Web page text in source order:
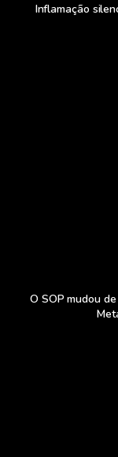
Inflamação
O SOP mudou